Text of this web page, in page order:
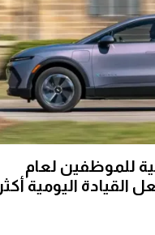
للموظفين لعام
القيادة اليومية أكثر